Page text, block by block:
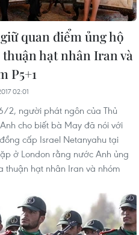
quan điểm ủng hộ
hạt nhân Iran và
P5+1
02:01
2, người phát ngôn của Thủ
cho biết bà May đã nói với
cấp Israel Netanyahu tại
ở London rằng nước Anh ủng
thuận hạt nhân Iran và nhóm